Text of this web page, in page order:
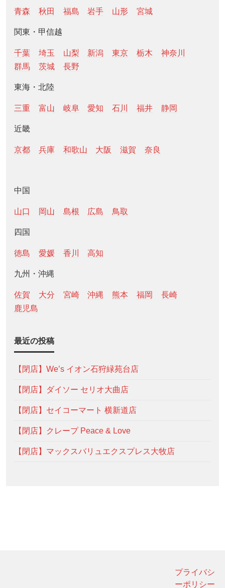
青森 秋田 福島 岩手 山形 宮城
関東・甲信越
千葉 埼玉 山梨 新潟 東京 栃木
神奈川
群馬
茨城 長野
東海・北陸
三重 富山 岐阜 愛知 石川 福井 静岡
近畿
京都 兵庫 和歌山 大阪 滋賀 奈良
中国
山口 岡山 島根 広島 鳥取
四国
徳島 愛媛 香川 高知
九州・沖縄
佐賀 大分 宮崎 沖縄 熊本 福岡
長崎
鹿児島
最近の投稿
【閉店】We’s イオン石狩緑苑台店
【閉店】ダイソー セリオ大曲店
【閉店】セイコーマート 横新道店
【閉店】クレープ Peace & Love
【閉店】マックスバリュエクスプレス大牧店
プライバシ
ーポリシー